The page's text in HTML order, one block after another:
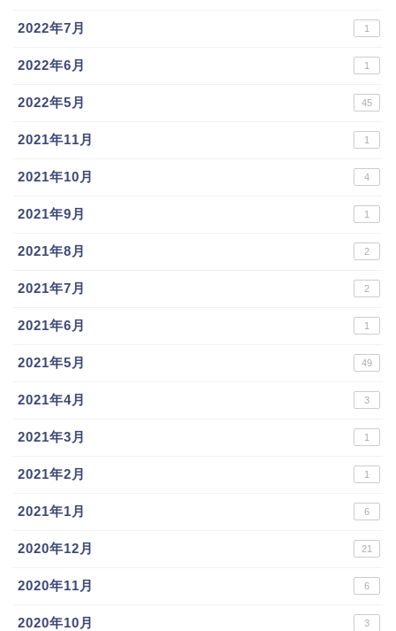
2022年7月 1
2022年6月 1
2022年5月 45
2021年11月 1
2021年10月 4
2021年9月 1
2021年8月 2
2021年7月 2
2021年6月 1
2021年5月 49
2021年4月 3
2021年3月 1
2021年2月 1
2021年1月 6
2020年12月 21
2020年11月 6
2020年10月 3